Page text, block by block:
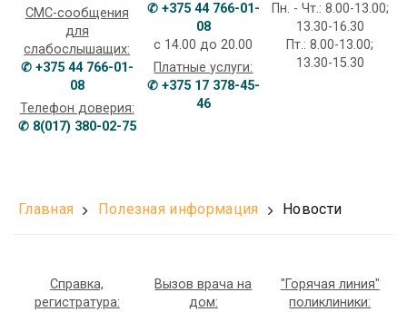
СМС-сообщения
для
слабослышащих:
✆ +375 44 766-01-
08
Телефон доверия:
✆ 8(017) 380-02-75
✆ +375 44 766-01-
08
с 14.00 до 20.00
Платные услуги:
✆ +375 17 378-45-
46
Пн. - Чт.: 8.00-13.00;
13.30-16.30
Пт.: 8.00-13.00;
13.30-15.30
Главная Полезная информация Новости
Справка,
регистратура:
Вызов врача на
дом:
"Горячая линия"
поликлиники: